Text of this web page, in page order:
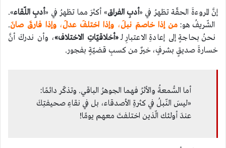
إنَّ المروءةَ الحقّة تظهرُ في «أدبِ الفراق» أكثرَ مما تظهرُ في «أدبِ اللّقاء».
الشّريفُ هو: من إذا خاصمَ نبلَ، وإذا اختلفَ عدلَ،وإذا فارقَ صانَ.
نحنُ بحاجةٍ إلى إعادةِ الاعتبارِ لـ«أخلاقيّاتِ الاختلاف»، وأن ندركَ أنَّ
خسارةَ صديقٍ بشرفٍ، خيرٌ من كسبِ قضيّةٍ بفجور.
أما السُّمعةُ والأثرُ فهما الجوهرُ الباقي. وتذكّر دائمًا:
«ليسَ النّبلُ في كثرةِ الأصدقاء، بل في نقاءِ صحيفتِكَ
عندَ أولئك الّذين اختلفتَ معهم يومًا!